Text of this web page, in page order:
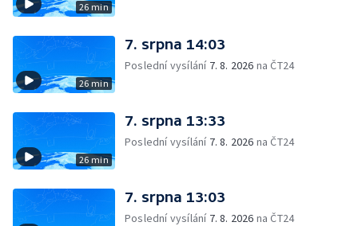
26 min
26 min
7. srpna 14:03
Poslední vysílání 7. 8. 2026 na ČT24
26 min
7. srpna 13:33
Poslední vysílání 7. 8. 2026 na ČT24
7. srpna 13:03
Poslední vysílání 7. 8. 2026 na ČT24